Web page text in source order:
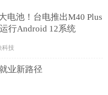
电池！台电推出M40 Plus
行Android 12系统
科技
业新路径